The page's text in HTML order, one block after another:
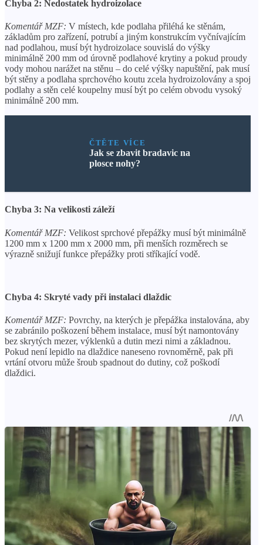
Chyba 2: Nedostatek hydroizolace
Komentář MZF: V místech, kde podlaha přiléhá ke stěnám,
základům pro zařízení, potrubí a jiným konstrukcím vyčnívajícím
nad podlahou, musí být hydroizolace souvislá do výšky
minimálně 200 mm od úrovně podlahové krytiny a pokud proudy
vody mohou narážet na stěnu – do celé výšky napuštění, pak musí
být stěny a podlaha sprchového koutu zcela hydroizolovány a spoj
podlahy a stěn celé koupelny musí být po celém obvodu vysoký
minimálně 200 mm.
ČTĚTE VÍCE
Jak se zbavit bradavic na
plosce nohy?
Chyba 3: Na velikosti záleží
Komentář MZF: Velikost sprchové přepážky musí být minimálně
1200 mm x 1200 mm x 2000 mm, při menších rozměrech se
výrazně snižují funkce přepážky proti stříkající vodě.
Chyba 4: Skryté vady při instalaci dlaždic
Komentář MZF: Povrchy, na kterých je přepážka instalována, aby
se zabránilo poškození během instalace, musí být namontovány
bez skrytých mezer, výklenků a dutin mezi nimi a základnou.
Pokud není lepidlo na dlaždice naneseno rovnoměrně, pak při
vrtání otvoru může šroub spadnout do dutiny, což poškodí
dlaždici.